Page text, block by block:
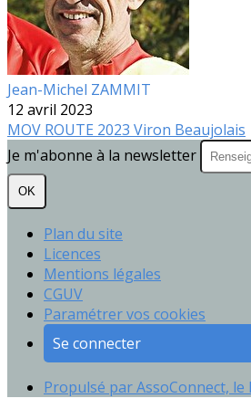
Jean-Michel ZAMMIT
12 avril 2023
MOV ROUTE 2023 Viron Beaujolais
Je m'abonne à la newsletter
OK
Plan du site
Licences
Mentions légales
CGUV
Paramétrer vos cookies
Se connecter
Propulsé par AssoConnect,